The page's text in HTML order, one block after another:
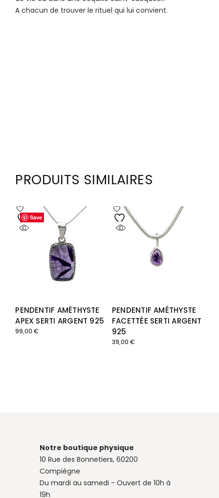
A chacun de trouver le rituel qui lui convient.
PRODUITS SIMILAIRES
Save
PENDENTIF AMÉTHYSTE
APEX SERTI ARGENT 925
99,00€
Save
PENDENTIF AMÉTHYSTE
FACETTÉE SERTI ARGENT
925
39,00 €
Notre boutique physique
10 Rue des Bonnetiers, 60200
Compiègne
Du mardi au samedi - Ouvert de 10h à
19h